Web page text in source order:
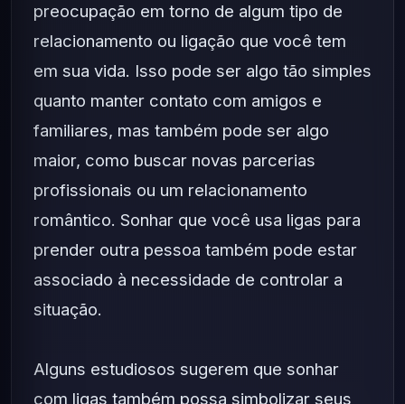
preocupação em torno de algum tipo de
relacionamento ou ligação que você tem
em sua vida. Isso pode ser algo tão simples
quanto manter contato com amigos e
familiares, mas também pode ser algo
maior, como buscar novas parcerias
profissionais ou um relacionamento
romântico. Sonhar que você usa ligas para
prender outra pessoa também pode estar
associado à necessidade de controlar a
situação.
Alguns estudiosos sugerem que sonhar
com ligas também possa simbolizar seus